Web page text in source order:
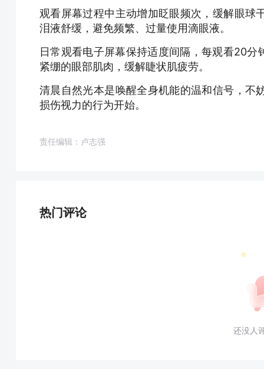
观看屏幕过程中主动增加眨眼频次，缓解眼球
泪液舒缓，避免频繁、过量使用滴眼液。
日常观看电子屏幕保持适度间隔，每观看20
紧绷的眼部肌肉，缓解睫状肌疲劳。
清晨自然光本是唤醒全身机能的温和信号，不
损伤视力的行为开始。
责任编辑：卢志强
热门评论
还没人